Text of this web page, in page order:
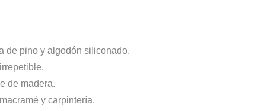
de pino y algodón siliconado.
de madera.
y carpintería.